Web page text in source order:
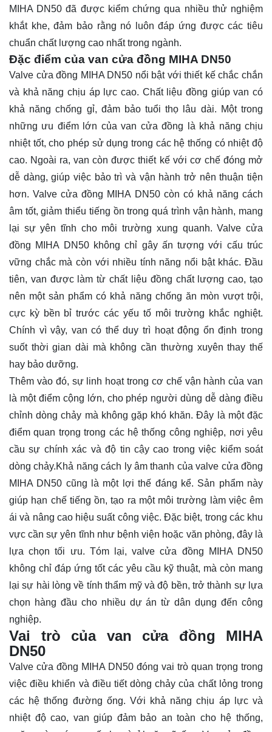
MIHA DN50 đã được kiểm chứng qua nhiều thử nghiệm
khắt khe, đảm bảo rằng nó luôn đáp ứng được các tiêu
chuẩn chất lượng cao nhất trong ngành.
Đặc điểm của van cửa đồng MIHA DN50
Valve cửa đồng MIHA DN50 nổi bật với thiết kế chắc chắn
và khả năng chịu áp lực cao. Chất liệu đồng giúp van có
khả năng chống gỉ, đảm bảo tuổi thọ lâu dài. Một trong
những ưu điểm lớn của van cửa đồng là khả năng chịu
nhiệt tốt, cho phép sử dụng trong các hệ thống có nhiệt độ
cao. Ngoài ra, van còn được thiết kế với cơ chế đóng mở
dễ dàng, giúp việc bảo trì và vận hành trở nên thuận tiện
hơn. Valve cửa đồng MIHA DN50 còn có khả năng cách
âm tốt, giảm thiểu tiếng ồn trong quá trình vận hành, mang
lại sự yên tĩnh cho môi trường xung quanh. Valve cửa
đồng MIHA DN50 không chỉ gây ấn tượng với cấu trúc
vững chắc mà còn với nhiều tính năng nổi bật khác. Đầu
tiên, van được làm từ chất liệu đồng chất lượng cao, tạo
nên một sản phẩm có khả năng chống ăn mòn vượt trội,
cực kỳ bền bỉ trước các yếu tố môi trường khắc nghiệt.
Chính vì vậy, van có thể duy trì hoạt động ổn định trong
suốt thời gian dài mà không cần thường xuyên thay thế
hay bảo dưỡng.
Thêm vào đó, sự linh hoạt trong cơ chế vận hành của van
là một điểm cộng lớn, cho phép người dùng dễ dàng điều
chỉnh dòng chảy mà không gặp khó khăn. Đây là một đặc
điểm quan trọng trong các hệ thống công nghiệp, nơi yêu
cầu sự chính xác và độ tin cậy cao trong việc kiểm soát
dòng chảy.Khả năng cách ly âm thanh của valve cửa đồng
MIHA DN50 cũng là một lợi thế đáng kể. Sản phẩm này
giúp hạn chế tiếng ồn, tạo ra một môi trường làm việc êm
ái và nâng cao hiệu suất công việc. Đặc biệt, trong các khu
vực cần sự yên tĩnh như bệnh viện hoặc văn phòng, đây là
lựa chọn tối ưu. Tóm lại, valve cửa đồng MIHA DN50
không chỉ đáp ứng tốt các yêu cầu kỹ thuật, mà còn mang
lại sự hài lòng về tính thẩm mỹ và độ bền, trở thành sự lựa
chọn hàng đầu cho nhiều dự án từ dân dụng đến công
nghiệp.
Vai trò của van cửa đồng MIHA
DN50
Valve cửa đồng MIHA DN50 đóng vai trò quan trọng trong
việc điều khiển và điều tiết dòng chảy của chất lỏng trong
các hệ thống đường ống. Với khả năng chịu áp lực và
nhiệt độ cao, van giúp đảm bảo an toàn cho hệ thống,